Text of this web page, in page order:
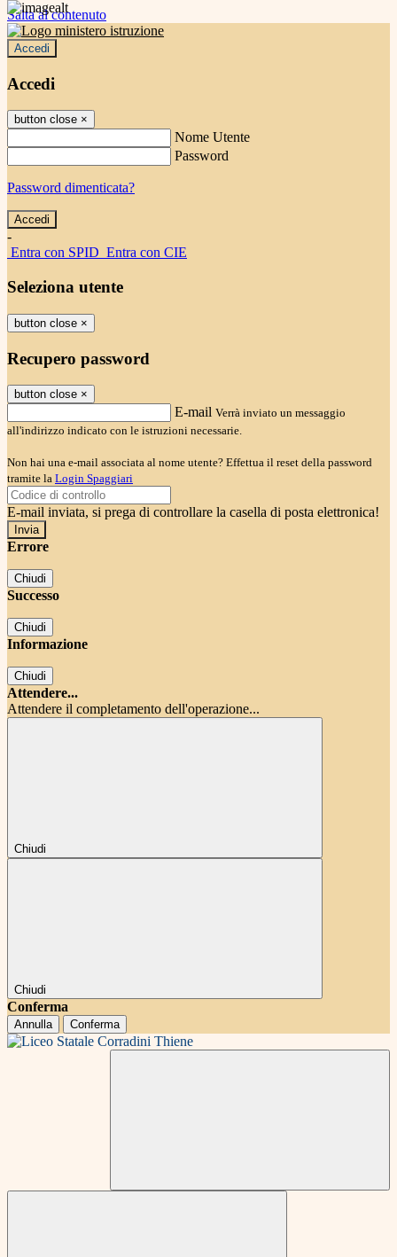
Salta al contenuto
Accedi
Accedi
button close ×
Nome Utente
Password
Password dimenticata?
-
Entra con SPID Entra con CIE
Seleziona utente
button close ×
Recupero password
button close ×
E-mail Verrà inviato un messaggio
all'indirizzo indicato con le istruzioni necessarie.
Non hai una e-mail associata al nome utente? Effettua il reset della password
tramite la Login Spaggiari
E-mail inviata, si prega di controllare la casella di posta elettronica!
Errore
Chiudi
Successo
Chiudi
Informazione
Chiudi
Attendere...
Attendere il completamento dell'operazione...
Chiudi
Chiudi
Conferma
Annulla Conferma